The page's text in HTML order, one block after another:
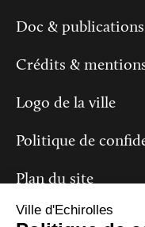
Doc & publications
Crédits &
Logo de la ville
Politique de
Plan du site
Ville d'Echirolles